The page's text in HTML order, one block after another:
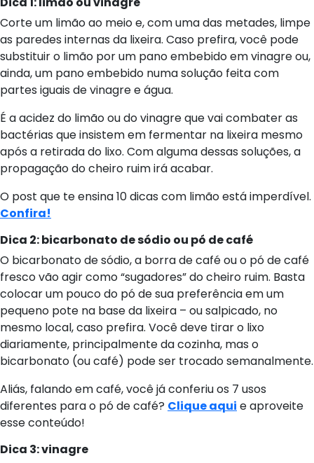
Corte um limão ao meio e, com uma das metades, limpe
as paredes internas da lixeira. Caso prefira, você pode
substituir o limão por um pano embebido em vinagre ou,
ainda, um pano embebido numa solução feita com
partes iguais de vinagre e água.
É a acidez do limão ou do vinagre que vai combater as
bactérias que insistem em fermentar na lixeira mesmo
após a retirada do lixo. Com alguma dessas soluções, a
propagação do cheiro ruim irá acabar.
O post que te ensina 10 dicas com limão está imperdível.
Confira!
Dica 2: bicarbonato de sódio ou pó de café
O bicarbonato de sódio, a borra de café ou o pó de café
fresco vão agir como “sugadores” do cheiro ruim. Basta
colocar um pouco do pó de sua preferência em um
pequeno pote na base da lixeira – ou salpicado, no
mesmo local, caso prefira. Você deve tirar o lixo
diariamente, principalmente da cozinha, mas o
bicarbonato (ou café) pode ser trocado semanalmente.
Aliás, falando em café, você já conferiu os 7 usos
diferentes para o pó de café? Clique aqui e aproveite
esse conteúdo!
Dica 3: vinagre